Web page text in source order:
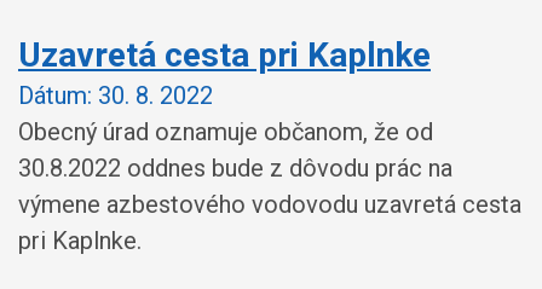
Uzavretá cesta pri Kaplnke
Dátum: 30. 8. 2022
Obecný úrad oznamuje občanom, že od
30.8.2022 oddnes bude z dôvodu prác na
výmene azbestového vodovodu uzavretá cesta
pri Kaplnke.